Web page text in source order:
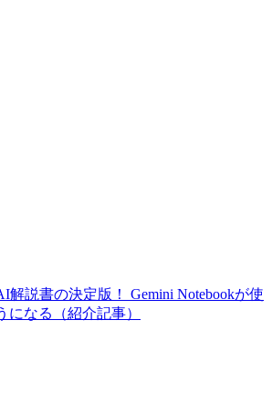
解説書の決定版！ Gemini Notebookが使
になる（紹介記事）